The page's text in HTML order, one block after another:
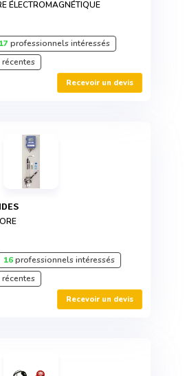
ÉLECTROMAGNÉTIQUE
17professionnels intéressés
Recevoir un devis
16professionnels intéressés
Recevoir un devis